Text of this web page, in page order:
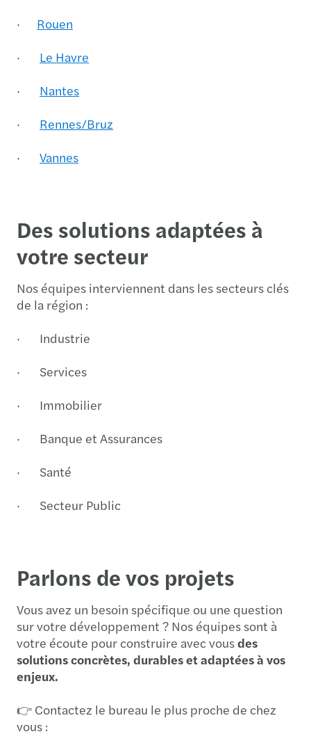
· Rouen
· Le Havre
· Nantes
· Rennes/Bruz
· Vannes
Des solutions adaptées à
votre secteur
Nos équipes interviennent dans les secteurs clés
de la région :
· Industrie
· Services
· Immobilier
· Banque et Assurances
· Santé
· Secteur Public
Parlons de vos projets
Vous avez un besoin spécifique ou une question
sur votre développement ? Nos équipes sont à
votre écoute pour construire avec vousdes
solutions concrètes, durables et adaptées à vos
enjeux.
👉 Contactez le bureau le plus proche de chez
vous :